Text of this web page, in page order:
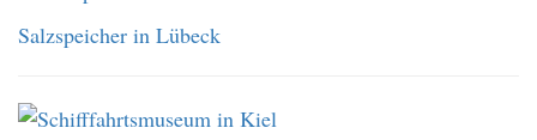
Salzspeicher in Lübeck